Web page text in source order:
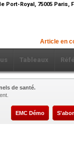
Port-Royal, 75005 Paris,
Article en
Tableaux
de santé.
EMC Démo